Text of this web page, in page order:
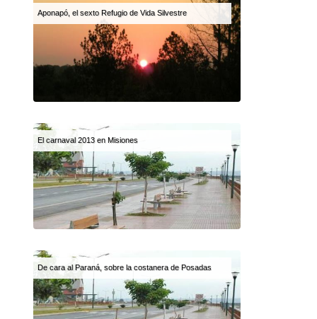
Aponapó, el sexto Refugio de Vida Silvestre
El carnaval 2013 en Misiones
De cara al Paraná, sobre la costanera de Posadas